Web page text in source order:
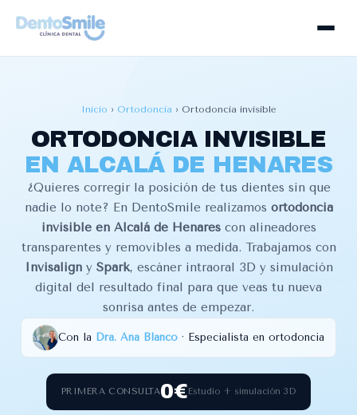
Inicio › Ortodoncia › Ortodoncia invisible
ORTODONCIA INVISIBLE
EN ALCALÁ DE HENARES
¿Quieres corregir la posición de tus dientes sin que
nadie lo note? En DentoSmile realizamos ortodoncia
invisible en Alcalá de Henarescon alineadores
transparentes y removibles a medida. Trabajamos con
Invisaligny Spark, escáner intraoral 3D y simulación
digital del resultado final para que veas tu nueva
sonrisa antes de empezar.
Con la Dra. Ana Blanco · Especialista en ortodoncia
PRIMERA CONSULTA0€Estudio + simulación 3D